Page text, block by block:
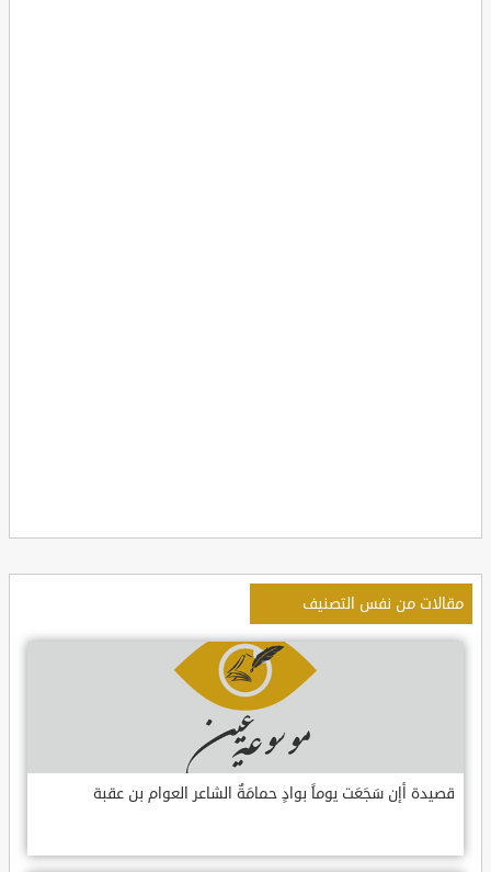
مقالات من نفس التصنيف
قصيدة أإن سَجَعَت يوماً بوادٍ حمامَةٌ الشاعر العوام بن عقبة